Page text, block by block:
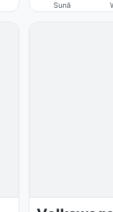
Sună